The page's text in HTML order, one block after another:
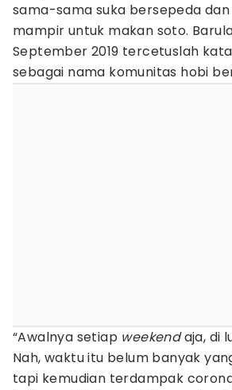
sama-sama suka bersepeda
mampir untuk makan soto.
September 2019 tercetuslah kata
sebagai nama komunitas hobi
“Awalnya setiap weekendaja, di
Nah, waktu itu belum banyak
tapi kemudian terdampak